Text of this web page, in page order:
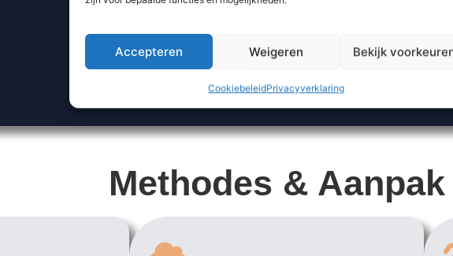
Accepteren Weigeren Bekijk
CookiebeleidPrivacyverklaring
Methodes & Aanpak